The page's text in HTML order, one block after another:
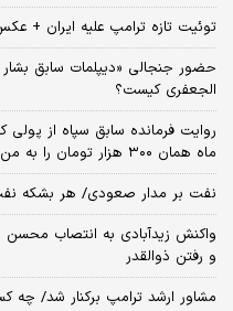
توئیت تازه ترامپ علیه ایران +
حضور جنجالی «دیپلمات سابق
الجعفری کیست؟
روایت فرمانده سابق سپاه از
ماه همان ۳۰۰ هزار تومان را به من برگرداندند
نفت بر مدار صعودی/ هر بشکه نفت خام
واکنش زیدآبادی به انتصاب محسن
و رفتن ذوالقدر
مشاور ارشد ترامپ برکنار شد/ چه